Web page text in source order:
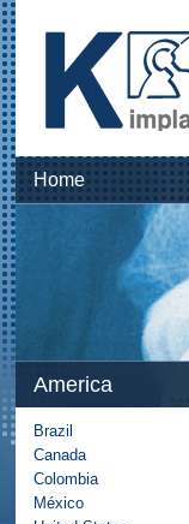
Home
America
Brazil
Canada
Colombia
México